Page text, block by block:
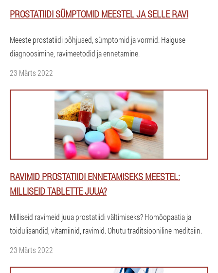
PROSTATIIDI SÜMPTOMID MEESTEL JA SELLE RAVI
Meeste prostatiidi põhjused, sümptomid ja vormid. Haiguse
diagnoosimine, ravimeetodid ja ennetamine.
23 Märts 2022
RAVIMID PROSTATIIDI ENNETAMISEKS MEESTEL:
MILLISEID TABLETTE JUUA?
Milliseid ravimeid juua prostatiidi vältimiseks? Homöopaatia ja
toidulisandid, vitamiinid, ravimid. Ohutu traditsiooniline meditsiin.
23 Märts 2022